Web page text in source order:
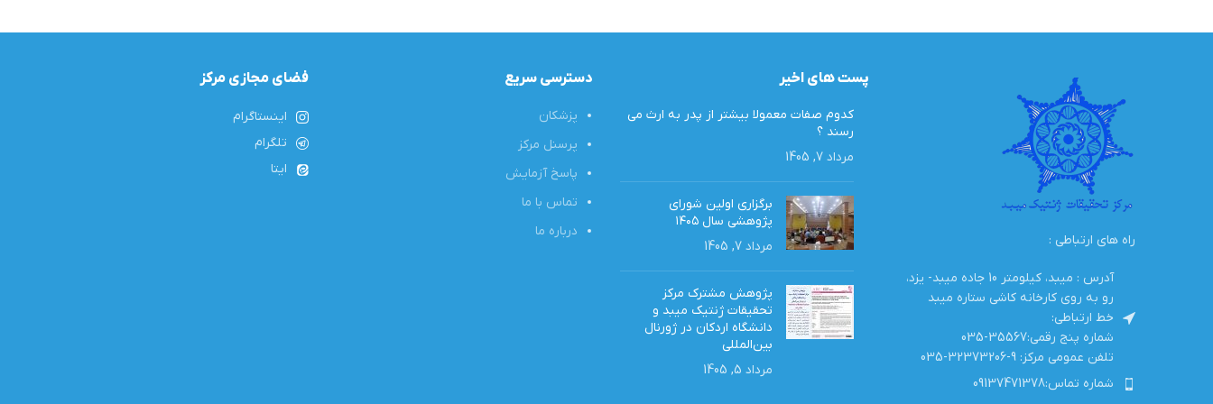
راه های ارتباطی :
آدرس : میبد، کیلومتر 10 جاده میبد- یزد،
رو به روی کارخانه کاشی ستاره میبد
خط ارتباطی:
شماره پنج رقمی:35567-035
تلفن عمومی مرکز: 9-32373206-035
شماره تماس:09137471378
پست های اخیر
کدوم صفات معمولا بیشتر از پدر به ارث‌ می
رسند ؟
مرداد 7, 1405
برگزاری اولین شورای
پژوهشی سال ۱۴۰۵
مرداد 7, 1405
پژوهش مشترک مرکز
تحقیقات ژنتیک میبد و
دانشگاه اردکان در ژورنال
بین‌المللی
مرداد 5, 1405
دسترسی سریع
پزشکان
پرسنل مرکز
پاسخ آزمایش
تماس با ما
درباره ما
فضای مجازی مرکز
اینستاگرام
تلگرام
ایتا